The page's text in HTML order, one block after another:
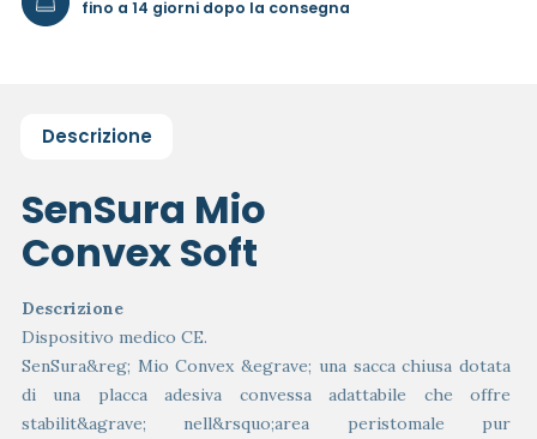
fino a 14 giorni dopo la consegna
Descrizione
SenSura Mio
Convex Soft
Descrizione
Dispositivo medico CE.
SenSura&reg; Mio Convex &egrave; una sacca chiusa dotata
di una placca adesiva convessa adattabile che offre
stabilit&agrave; nell&rsquo;area peristomale pur